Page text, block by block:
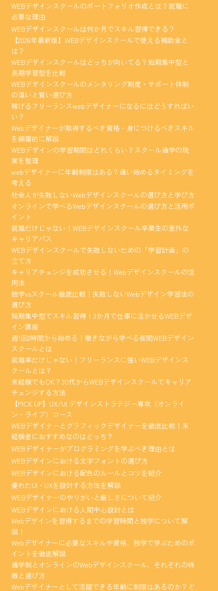
WEBデザインスクールのポートフォリオ作成とは？就職に
必要な理由
WEBデザインスクールは何か月でスキル習得できる？
【2026年最新版】WEBデザインスクールで使える補助金と
は？
WEBデザインスクールはどっちが向いてる？短期集中型と
長期学習型を比較
WEBデザインスクールのメンタリング制度・サポート体制
の違いと賢い選び方
稼げるフリーランスwebデザイナーになるにはどうすればい
い？
Webデザイナーが取得するべき資格・身につけるべきスキル
を網羅的に解説
WEBデザインの学習期間はどれくらい？スクール通学の現
実を整理
webデザイナーに年齢制限はある？通い始めるタイミングを
考える
社会人が失敗しないWebデザインスクールの選び方と学び方
オンラインで学べるWebデザインスクールの選び方と活用ポ
イント
就職だけじゃない！WEBデザインスクール卒業生の意外な
キャリアパス
WEBデザインスクールで失敗しないための「学習計画」の
立て方
キャリアチェンジを成功させる！Webデザインスクールの活
用法
独学vsスクール徹底比較！失敗しないWebデザイン学習法の
選び方
短期集中型でスキル習得！3か月で仕事に活かせるWEBデザ
イン講座
週1回2時間から始める！働きながら学べる夜間WEBデザイン
スクールとは
就職率だけじゃない！フリーランスに強いWEBデザインス
クールとは？
未経験でもOK？30代からWEBデザインスクールでキャリア
チェンジする方法
【PICK UP】UX/UI デザインストラテジー専攻（オンライ
ン・ライブ）コース
WEBデザイナーとグラフィックデザイナーを徹底比較！未
経験者におすすめなのはどっち？
WEBデザイナーがプログラミングを学ぶべき理由とは
WEBデザインにおける文字フォントの選び方
WEBデザインにおける配色のルールとコツを紹介
優れたUI・UXを設計する方法を解説
WEBデザイナーのやりがいと厳しさについて紹介
WEBデザインにおける人間中心設計とは
Webデザインを習得するまでの学習時間と独学について解
説！
Webデザイナーに必要なスキルや資格、独学で学ぶためのポ
イントを徹底解説
通学制とオンラインのWebデザインスクール、それぞれの特
徴と選び方
Webデザイナーとして活躍できる年齢に制限はあるのか？ど